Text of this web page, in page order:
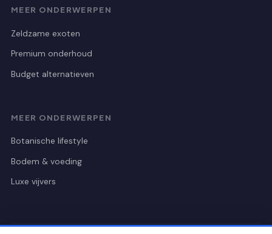
MEER ONDERWERPEN
Zeldzame exoten
Premium onderhoud
Budget alternatieven
MEER ONDERWERPEN
Botanische lifestyle
Bodem & voeding
Luxe vijvers